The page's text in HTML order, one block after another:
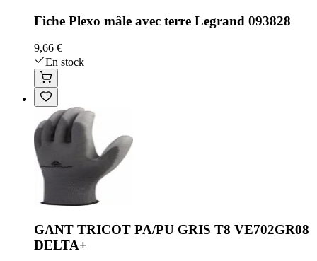
Fiche Plexo mâle avec terre Legrand 093828
9,66 €
En stock
GANT TRICOT PA/PU GRIS T8 VE702GR08
DELTA+